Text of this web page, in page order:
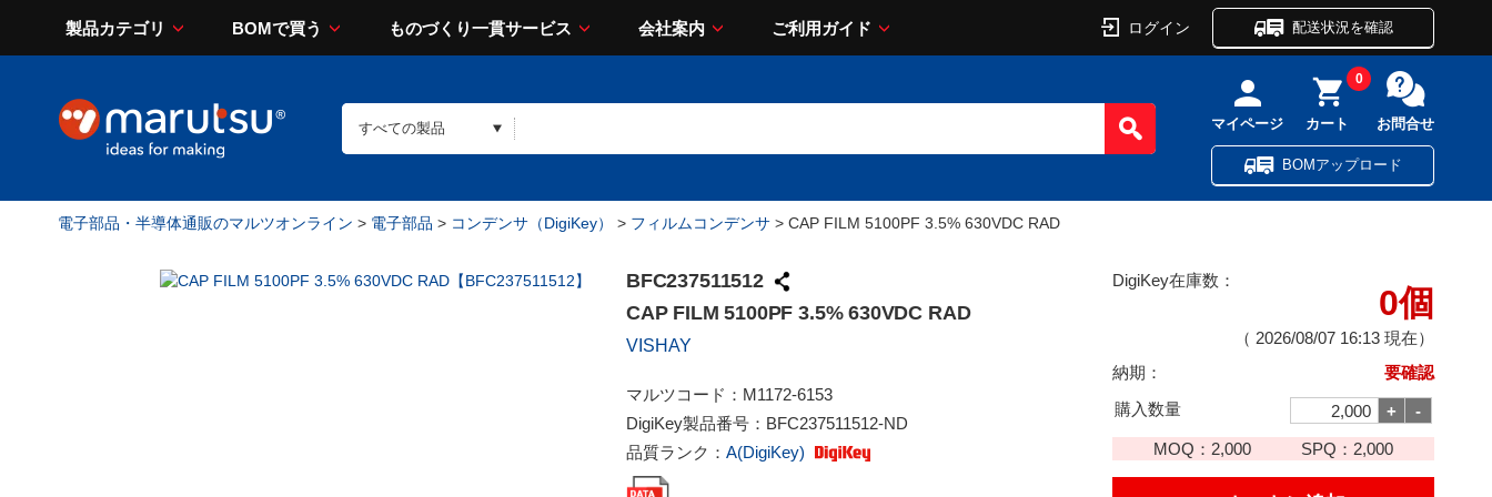
製品カテゴリ BOMで買う ものづくり一貫サービス 会社案内 ご利用ガイド ログイン 配送状況を確認
マイページ カート
0
お問合せ
BOMアップロード
電子部品・半導体通販のマルツオンライン > 電子部品 > コンデンサ（DigiKey） > フィルムコンデンサ > CAP FILM 5100PF 3.5% 630VDC RAD
BFC237511512
CAP FILM 5100PF 3.5% 630VDC RAD
VISHAY
マルツコード： M1172-6153
DigiKey製品番号： BFC237511512-ND
品質ランク： A(DigiKey)
DigiKey在庫数：
0個
（ 2026/08/07 16:13 現在）
納期：
要確認
購入数量
MOQ： 2,000 SPQ： 2,000